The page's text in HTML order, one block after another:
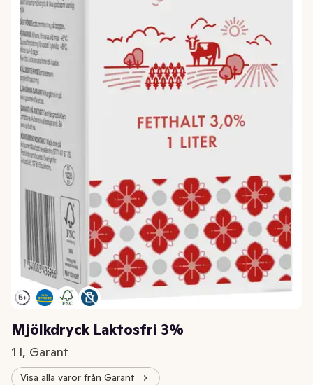
Mjölkdryck Laktosfri 3%
1 l, Garant
Visa alla varor från Garant